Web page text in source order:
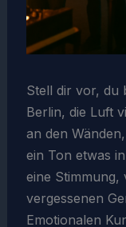
Stell dir vor, du
Berlin, die Luft
an den
ein Ton etwas
eine Stimmung,
vergessenen
Emotionalen